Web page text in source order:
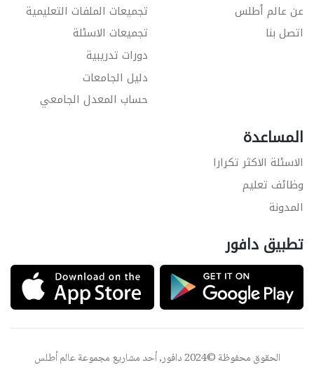
عن عالم أطلس
اتصل بنا
تجميعات الملفات التعليمية
تجميعات الاسئلة
دورات تدريبية
دليل الجامعات
حساب المعدل الجامعي
المساعدة
الاسئلة الاكثر تكرارا
وظائف تعليم
المدونة
تطبيق دافور
الحقوق محفوظة ©2024 دافور, أحد مشاريع مجموعة عالم أطلس